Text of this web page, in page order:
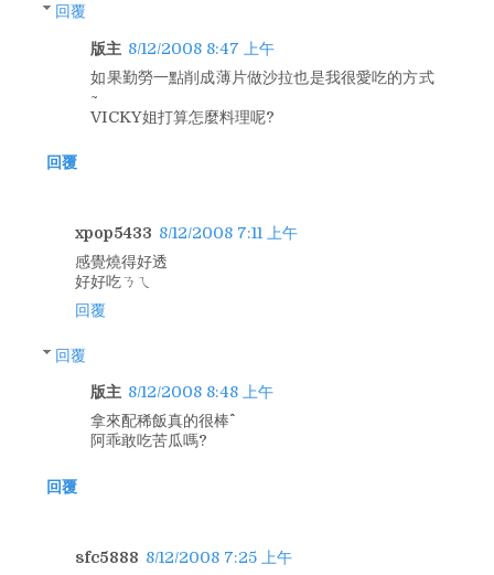
回覆
版主 8/12/2008 8:47 上午
如果勤勞一點削成薄片做沙拉也是我很愛吃的方式
~
VICKY姐打算怎麼料理呢?
回覆
xpop5433 8/12/2008 7:11 上午
感覺燒得好透
好好吃ㄋㄟ
回覆
回覆
版主 8/12/2008 8:48 上午
拿來配稀飯真的很棒^^
阿乖敢吃苦瓜嗎?
回覆
sfc5888 8/12/2008 7:25 上午